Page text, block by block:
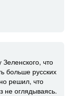
что
больше русских
решил, что
не оглядываясь.